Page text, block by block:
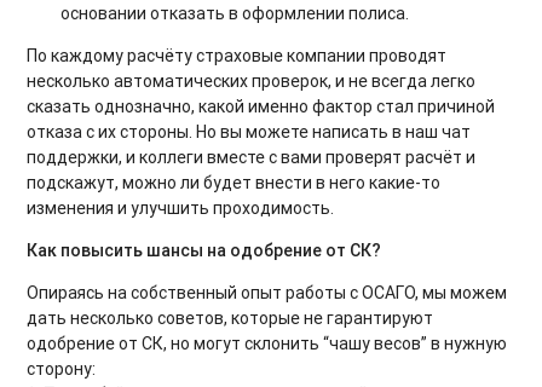
основании отказать в оформлении полиса.
По каждому расчёту страховые компании проводят
несколько автоматических проверок, и не всегда легко
сказать однозначно, какой именно фактор стал причиной
отказа с их стороны. Но вы можете написать в наш чат
поддержки, и коллеги вместе с вами проверят расчёт и
подскажут, можно ли будет внести в него какие-то
изменения и улучшить проходимость.
Как повысить шансы на одобрение от СК?
Опираясь на собственный опыт работы с ОСАГО, мы можем
дать несколько советов, которые не гарантируют
одобрение от СК, но могут склонить “чашу весов” в нужную
сторону: